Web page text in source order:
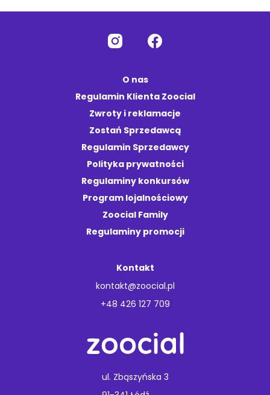
O nas
Regulamin Klienta Zoocial
Zwroty i reklamacje
Zostań Sprzedawcą
Regulamin Sprzedawcy
Polityka prywatności
Regulaminy konkursów
Program lojalnościowy
Zoocial Family
Regulaminy promocji
Kontakt
kontakt@zoocial.pl
+48 426 127 709
ul. Zbąszyńska 3